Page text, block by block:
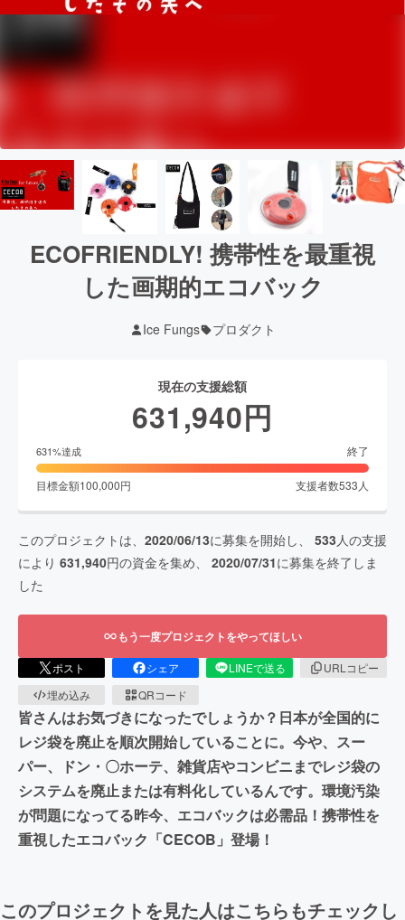
ECOFRIENDLY! 携帯性を最重視
した画期的エコバック
Ice Fungs プロダクト
現在の支援総額
631,940円
631%達成 終了
目標金額100,000円 支援者数533 人
このプロジェクトは、 2020/06/13に募集を開始し、 533人の支援
により 631,940円の資金を集め、 2020/07/31に募集を終了しま
した
もう一度プロジェクトをやってほしい
ポスト シェア LINEで送る
URLコピー
埋め込み
QRコード
皆さんはお気づきになったでしょうか？日本が全国的に
レジ袋を廃止を順次開始していることに。今や、スー
パー、ドン・〇ホーテ、雑貨店やコンビニまでレジ袋の
システムを廃止または有料化しているんです。環境汚染
が問題になってる昨今、エコバックは必需品！携帯性を
重視したエコバック「CECOB」登場！
このプロジェクトを見た人はこちらもチェックし